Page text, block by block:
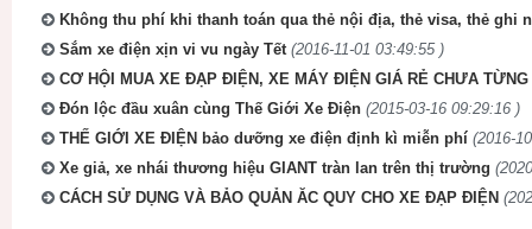
Không thu phí khi thanh toán qua thẻ nội địa, thẻ visa, thẻ ghi
Sắm xe điện xịn vi vu ngày Tết (2016-11-01 03:49:55 )
CƠ HỘI MUA XE ĐẠP ĐIỆN, XE MÁY ĐIỆN GIÁ RẺ CHƯA TỪNG
Đón lộc đầu xuân cùng Thế Giới Xe Điện (2015-03-16 09:29:16 )
THẾ GIỚI XE ĐIỆN bảo dưỡng xe điện định kì miễn phí (2016-
Xe giả, xe nhái thương hiệu GIANT tràn lan trên thị trường
CÁCH SỬ DỤNG VÀ BẢO QUẢN ĂC QUY CHO XE ĐẠP ĐIỆN